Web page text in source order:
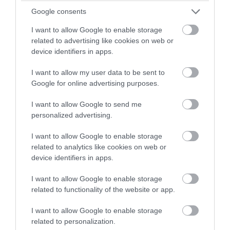
Google consents
I want to allow Google to enable storage
related to advertising like cookies on web or
device identifiers in apps.
I want to allow my user data to be sent to
Google for online advertising purposes.
I want to allow Google to send me
personalized advertising.
I want to allow Google to enable storage
related to analytics like cookies on web or
device identifiers in apps.
I want to allow Google to enable storage
related to functionality of the website or app.
I want to allow Google to enable storage
related to personalization.
A kapcsolat újraépítése nemcsak személyes,
hanem intézményi szempontból is jelentős.
Károly számára fontos, hogy nagyszülőként jelen
lehessen Archie és Lilibet életében, miközben Harry
is törekedni látszik arra, hogy új alapokra helyezze
kapcsolatát a családjával és a brit közvéleménnyel.
továbbra sem valószínű, a mostani lépések egy
működő, tágabb értelemben vett családi kapcsolat
Még több hír a királyi családról!
és fia nem beszélnek egymással
A királyi család történetében nem szokatlan, hogy
belső konfliktusok nyilvánosan zajlanak, ám a